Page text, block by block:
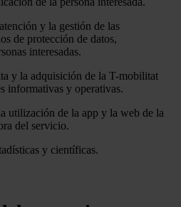
y la gestión de las
de protección de datos,
interesadas.
y la adquisición de la T-mobilitat
informativas y operativas.
utilización de la app y la web de la
del servicio.
y científicas.